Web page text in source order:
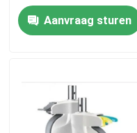
Over ons
Kwaliteitscontrole
Aanvraag sturen